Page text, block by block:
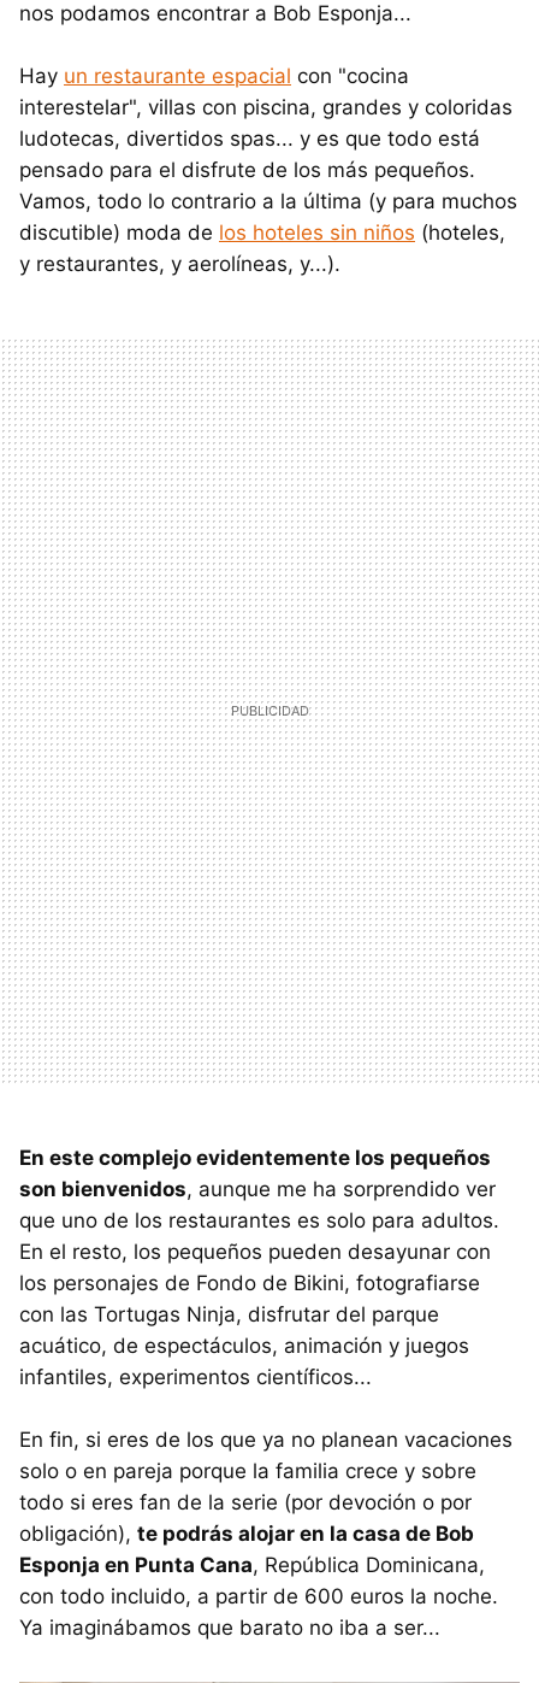
nos podamos encontrar a Bob Esponja...
Hay un restaurante espacial con "cocina
interestelar", villas con piscina, grandes y coloridas
ludotecas, divertidos spas... y es que todo está
pensado para el disfrute de los más pequeños.
Vamos, todo lo contrario a la última (y para muchos
discutible) moda de los hoteles sin niños (hoteles,
y restaurantes, y aerolíneas, y...).
En este complejo evidentemente los pequeños
son bienvenidos, aunque me ha sorprendido ver
que uno de los restaurantes es solo para adultos.
En el resto, los pequeños pueden desayunar con
los personajes de Fondo de Bikini, fotografiarse
con las Tortugas Ninja, disfrutar del parque
acuático, de espectáculos, animación y juegos
infantiles, experimentos científicos...
En fin, si eres de los que ya no planean vacaciones
solo o en pareja porque la familia crece y sobre
todo si eres fan de la serie (por devoción o por
obligación), te podrás alojar en la casa de Bob
Esponja en Punta Cana, República Dominicana,
con todo incluido, a partir de 600 euros la noche.
Ya imaginábamos que barato no iba a ser...